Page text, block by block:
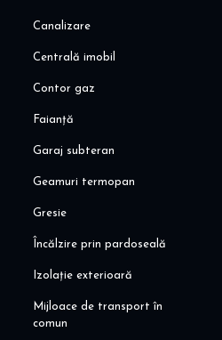
Canalizare
Centrală imobil
Contor gaz
Faianță
Garaj subteran
Geamuri termopan
Gresie
Încălzire prin pardoseală
Izolație exterioară
Mijloace de transport în
comun